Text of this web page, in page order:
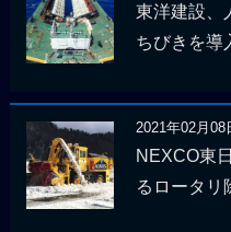
東洋建設、
ちびきを導
2021年02月08
NEXCO東
るロータリ